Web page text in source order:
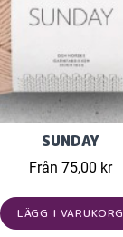
SUNDAY
Från 75,00 kr
LÄGG I VARUKORG